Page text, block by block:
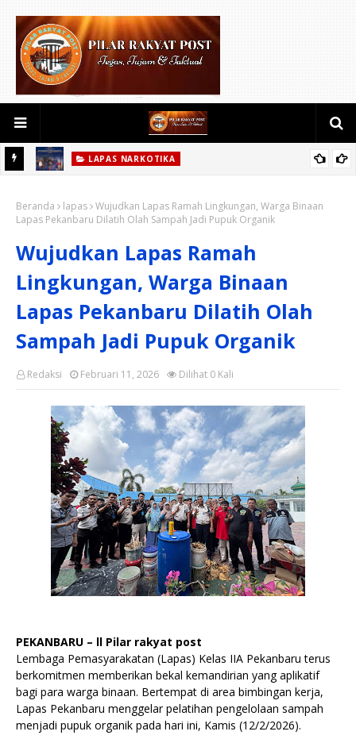
LAPAS NARKOTIKA
Narkotika Rumbai Gelar Razia Rutin Blok Hunian
Beranda lapas Wujudkan Lapas Ramah Lingkungan, Warga Binaan
Lapas Pekanbaru Dilatih Olah Sampah Jadi Pupuk Organik
Wujudkan Lapas Ramah
Lingkungan, Warga Binaan
Lapas Pekanbaru Dilatih Olah
Sampah Jadi Pupuk Organik
Redaksi Dilihat 0 Kali
Februari 11, 2026
PEKANBARU – ll Pilar rakyat post
Lembaga Pemasyarakatan (Lapas) Kelas IIA Pekanbaru terus
berkomitmen memberikan bekal kemandirian yang aplikatif
bagi para warga binaan. Bertempat di area bimbingan kerja,
Lapas Pekanbaru menggelar pelatihan pengelolaan sampah
menjadi pupuk organik pada hari ini, Kamis (12/2/2026).